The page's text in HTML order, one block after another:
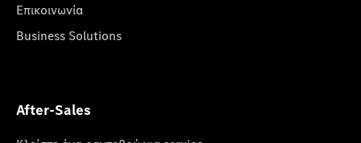
Επικοινωνία
Business Solutions
After-Sales